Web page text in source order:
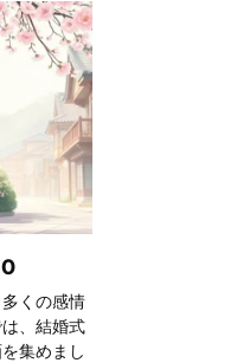
くの感情
、結婚式
集めまし